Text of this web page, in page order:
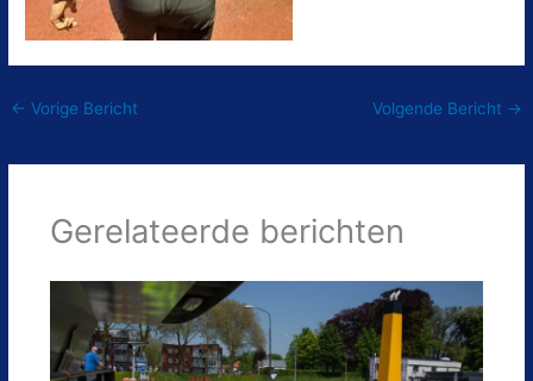
← Vorige Bericht Volgende Bericht →
Gerelateerde berichten